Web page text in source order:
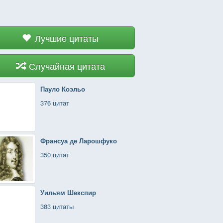
Лучшие цитаты
Случайная цитата
Пауло Коэльо
376 цитат
Франсуа де Ларошфуко
350 цитат
Уильям Шекспир
383 цитаты